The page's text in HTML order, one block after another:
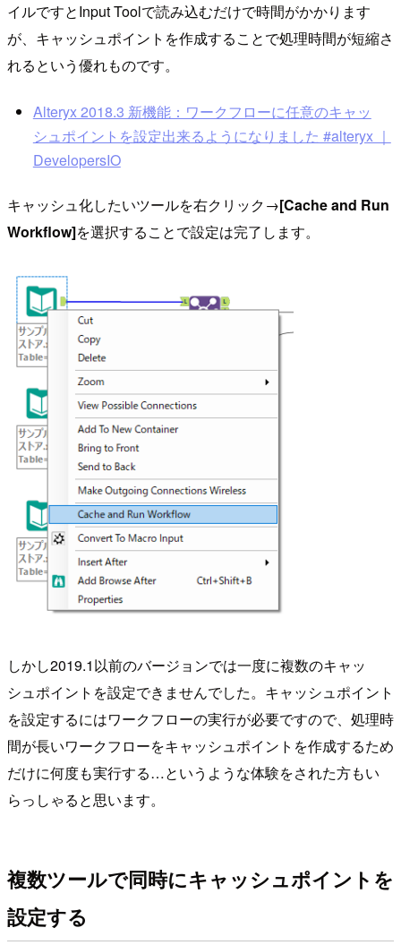
イルですとInput Toolで読み込むだけで時間がかかります
が、キャッシュポイントを作成することで処理時間が短縮さ
れるという優れものです。
Alteryx 2018.3 新機能：ワークフローに任意のキャッ
シュポイントを設定出来るようになりました #alteryx ｜
DevelopersIO
キャッシュ化したいツールを右クリック→[Cache and Run
Workflow]を選択することで設定は完了します。
しかし2019.1以前のバージョンでは一度に複数のキャッ
シュポイントを設定できませんでした。キャッシュポイント
を設定するにはワークフローの実行が必要ですので、処理時
間が長いワークフローをキャッシュポイントを作成するため
だけに何度も実行する…というような体験をされた方もい
らっしゃると思います。
複数ツールで同時にキャッシュポイントを
設定する